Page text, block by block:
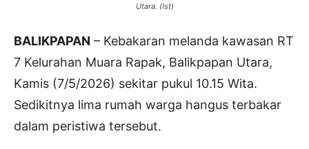
Utara. (Ist)
BALIKPAPAN – Kebakaran melanda kawasan RT
7 Kelurahan Muara Rapak, Balikpapan Utara,
Kamis (7/5/2026) sekitar pukul 10.15 Wita.
Sedikitnya lima rumah warga hangus terbakar
dalam peristiwa tersebut.